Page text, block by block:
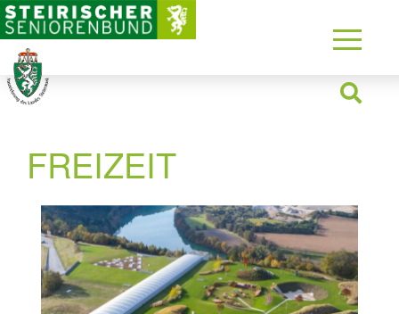
FREIZEIT